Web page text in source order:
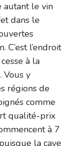
autant le vin
dans le
l’endroit
à la
Vous y
régions de
comme
qualité-prix
à 7
la cave